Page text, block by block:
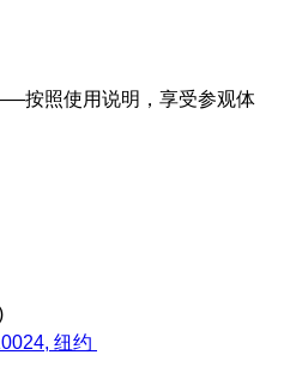
按照使用说明，享受参观体
纽约